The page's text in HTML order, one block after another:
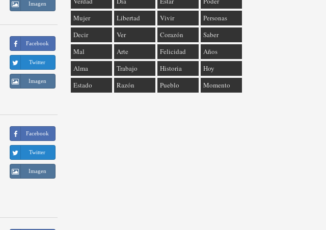
Imagen
Facebook
Twitter
Imagen
Facebook
Twitter
Imagen
Mujer
Libertad Vivir
Personas
Decir
Ver Corazón
Saber
Mal
Arte Felicidad
Años
Alma
Trabajo Historia
Hoy
Estado
Razón Pueblo Momento